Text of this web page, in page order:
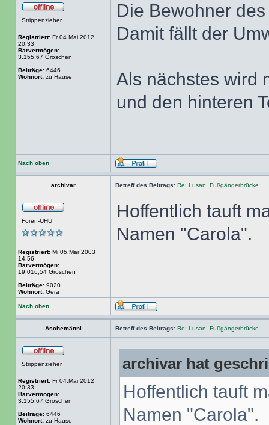
Strippenzieher
Registriert: Fr 04.Mai 2012
20:33
Barvermögen:
3.155,67 Groschen
Beiträge: 6446
Wohnort: zu Hause
Die Bewohner
Damit fällt der
Als nächstes wird
und den hinteren
Nach oben
archivar Betreff des Beitrags: Re: Lusan, Fußgängerbrücke
Foren-UHU
Registriert: Mi 05.Mär 2003
14:56
Barvermögen:
19.016,54 Groschen
Beiträge: 9020
Wohnort: Gera
Hoffentlich tauft
Namen "Carola".
Nach oben
Aschemännl Betreff des Beitrags: Re: Lusan, Fußgängerbrücke
Strippenzieher
Registriert: Fr 04.Mai 2012
20:33
Barvermögen:
3.155,67 Groschen
Beiträge: 6446
Wohnort: zu Hause
archivar hat
Hoffentlich tauft
Namen "Carola".